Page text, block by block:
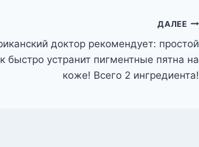
ДАЛЕЕ
доктор рекомендует: простой
быстро устранит пигментные пятна на
коже! Всего 2 ингредиента!